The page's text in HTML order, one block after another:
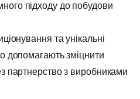
підходу до побудови
та унікальні
допомагають зміцнити
партнерство з виробниками